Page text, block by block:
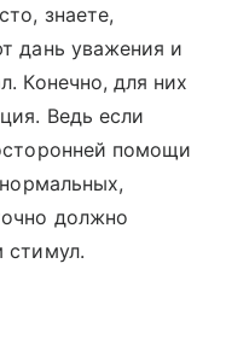
знаете,
дань уважения и
Конечно, для них
Ведь если
помощи
должно
стимул.